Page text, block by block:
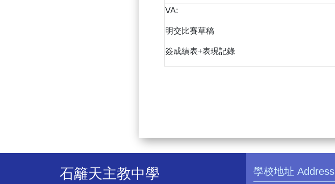
VA:
明交比賽草稿
簽成績表+表現記錄
石籬天主教中學 學校地址 Address